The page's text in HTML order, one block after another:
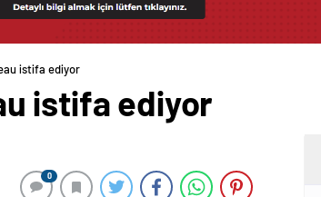
istifa ediyor
istifa ediyor
0